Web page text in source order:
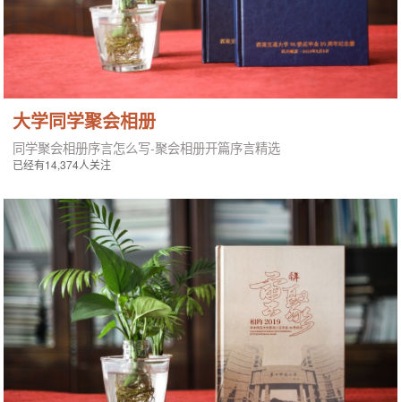
大学同学聚会相册
同学聚会相册序言怎么写-聚会相册开篇序言精选
已经有14,374人关注